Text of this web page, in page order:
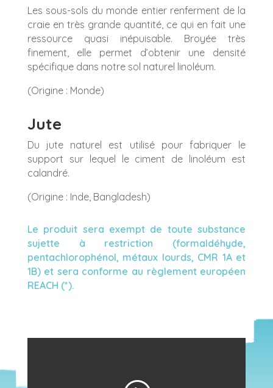
Les sous-sols du monde entier renferment de la
craie en très grande quantité, ce qui en fait une
ressource quasi inépuisable. Broyée très
finement, elle permet d’obtenir une densité
spécifique dans notre sol naturel linoléum.
(Origine : Monde)
Jute
Du jute naturel est utilisé pour fabriquer le
support sur lequel le ciment de linoléum est
calandré.
(Origine : Inde, Bangladesh)
Le produit sera exempt de toute substance
sujette à restriction (formaldéhyde,
pentachlorophénol, métaux lourds, CMR 1A et
1B) et sera conforme au règlement européen
REACH (*).